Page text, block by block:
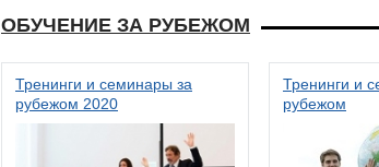
ОБУЧЕНИЕ ЗА РУБЕЖОМ
Тренинги и семинары за
рубежом 2020
Тренинги и
рубежом